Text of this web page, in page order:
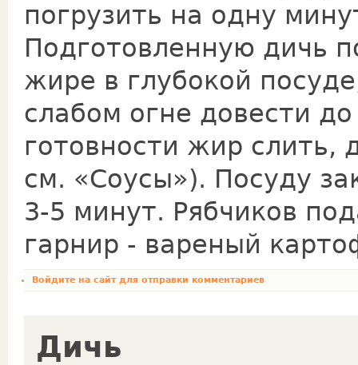
погрузить на одну
Подготовленную дичь
жире в глубокой
слабом огне довести
готовности жир слить,
см. «Соусы»). По­суду
3-5 ми­нут. Рябчиков
гарнир - вареный
Войдите на сайтдля отправки комментариев
Дичь